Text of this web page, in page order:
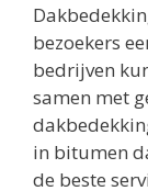
bezoekers
bedrijven
samen met
in bitumen
de beste